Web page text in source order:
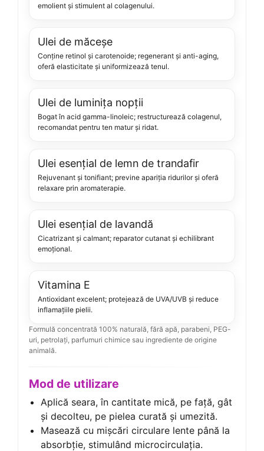
emolient și stimulent al colagenului.
Ulei de măceșe
Conține retinol și carotenoide; regenerant și anti-aging,
oferă elasticitate și uniformizează tenul.
Ulei de luminița nopții
Bogat în acid gamma-linoleic; restructurează colagenul,
recomandat pentru ten matur și ridat.
Ulei esențial de lemn de trandafir
Rejuvenant și tonifiant; previne apariția ridurilor și oferă
relaxare prin aromaterapie.
Ulei esențial de lavandă
Cicatrizant și calmant; reparator cutanat și echilibrant
emoțional.
Vitamina E
Antioxidant excelent; protejează de UVA/UVB și reduce
inflamațiile pielii.
Formulă concentrată 100% naturală, fără apă, parabeni, PEG-
uri, petrolați, parfumuri chimice sau ingrediente de origine
animală.
Mod de utilizare
Aplică seara, în cantitate mică, pe față, gât
și decolteu, pe pielea curată și umezită.
Masează cu mișcări circulare lente până la
absorbție, stimulând microcirculația.